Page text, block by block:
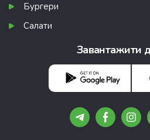
Бургери
Салати
Завантажити